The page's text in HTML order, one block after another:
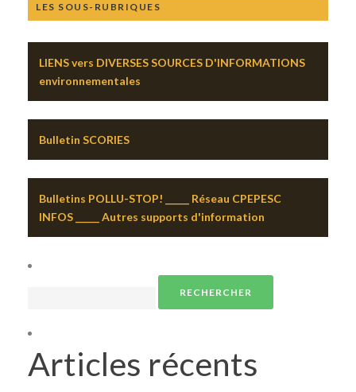
LES SOUS-RUBRIQUES
LIENS vers DIVERSES SOURCES D'INFORMATIONS
environnementales
Bulletin SCORIES
Bulletins POLLU-STOP! _____ Réseau CPEPESC
INFOS _____ Autres supports d'information
Articles récents